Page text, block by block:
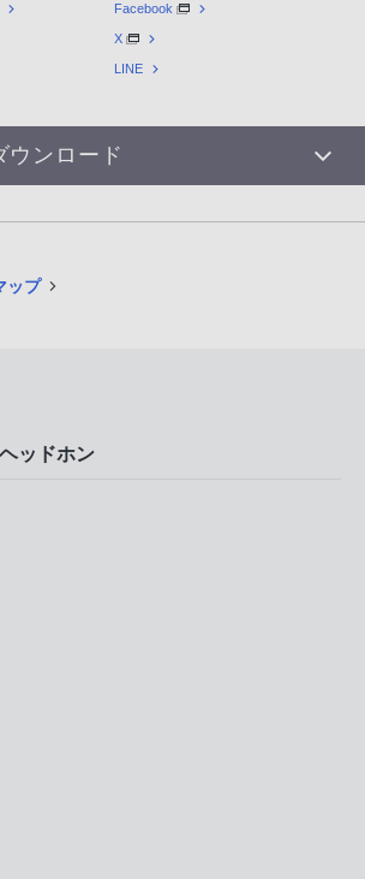
Facebook
X
LINE
ウンロード
ップ
ッドホン